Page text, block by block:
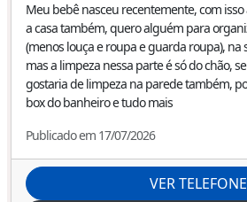
Meu bebê nasceu recentemente, com
a casa também, quero alguém para
(menos louça e roupa e guarda roupa), na
mas a limpeza nessa parte é só do chão,
gostaria de limpeza na parede também,
box do banheiro e tudo mais
Publicado em 17/07/2026
VER TELEFONE